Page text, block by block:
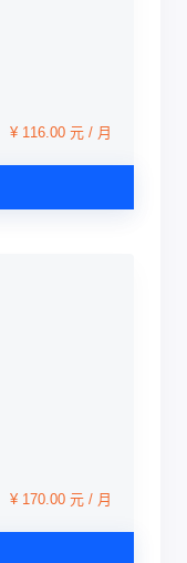
¥ 116.00 元 / 月
¥ 170.00 元 / 月